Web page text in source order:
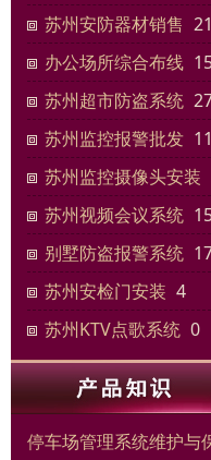
苏州安防器材销售 21
办公场所综合布线
苏州超市防盗系统
苏州监控报警批发 11
苏州监控摄像头安装
苏州视频会议系统
别墅防盗报警系统
苏州安检门安装 4
苏州KTV点歌系统 0
停车场管理系统维护与